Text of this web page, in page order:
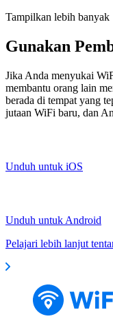
Tampilkan lebih banyak
Gunakan
Jika Anda menyukai
membantu orang lain
berada di tempat yang
jutaan WiFi baru, dan
Unduh untuk iOS
Unduh untuk Android
Pelajari lebih lanjut